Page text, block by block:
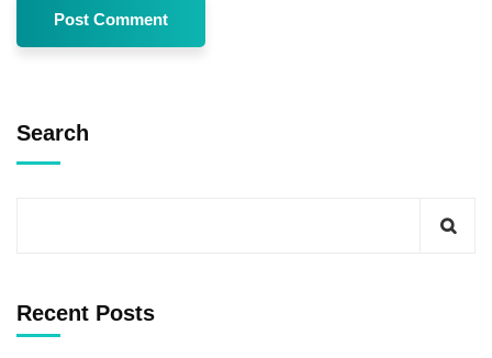
Search
Recent Posts